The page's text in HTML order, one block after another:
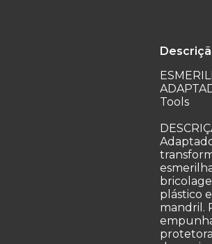
Tools
plástico
mandril.